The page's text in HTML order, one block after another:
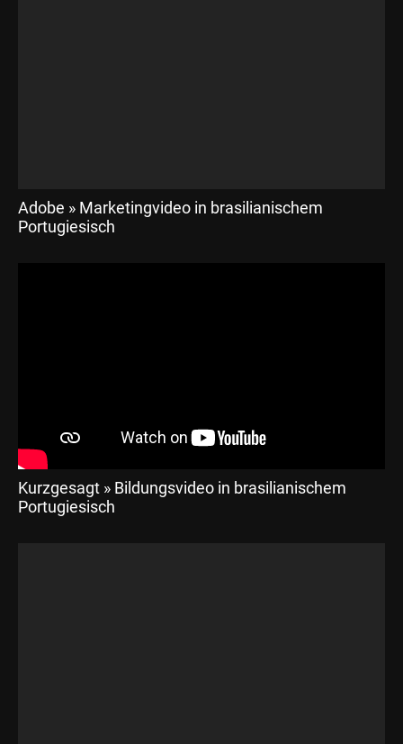
Adobe » Marketingvideo in brasilianischem
Portugiesisch
Kurzgesagt » Bildungsvideo in brasilianischem
Portugiesisch